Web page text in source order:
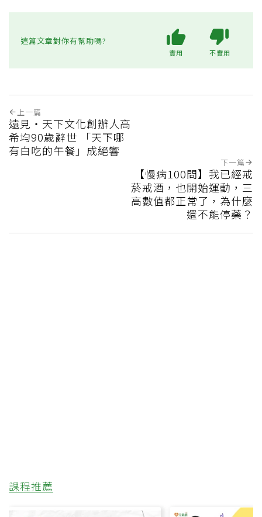
這篇文章對你有幫助嗎?
實用 不實用
上一篇
遠見‧天下文化創辦人高
希均90歲辭世 「天下哪
有白吃的午餐」成絕響
下一篇
【慢病100問】我已經戒
菸戒酒，也開始運動，三
高數值都正常了，為什麼
還不能停藥？
課程推薦